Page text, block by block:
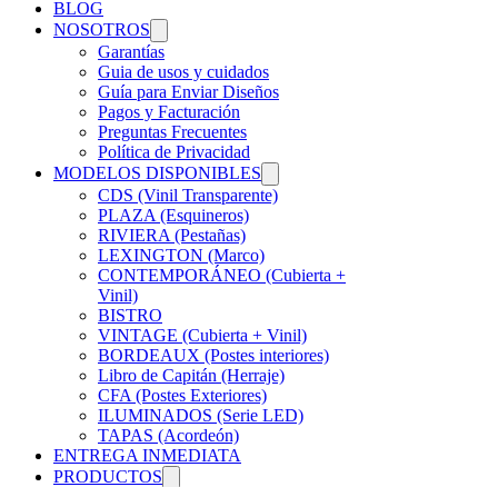
BLOG
NOSOTROS
Garantías
Guia de usos y cuidados
Guía para Enviar Diseños
Pagos y Facturación
Preguntas Frecuentes
Política de Privacidad
MODELOS DISPONIBLES
CDS (Vinil Transparente)
PLAZA (Esquineros)
RIVIERA (Pestañas)
LEXINGTON (Marco)
CONTEMPORÁNEO (Cubierta +
Vinil)
BISTRO
VINTAGE (Cubierta + Vinil)
BORDEAUX (Postes interiores)
Libro de Capitán (Herraje)
CFA (Postes Exteriores)
ILUMINADOS (Serie LED)
TAPAS (Acordeón)
ENTREGA INMEDIATA
PRODUCTOS